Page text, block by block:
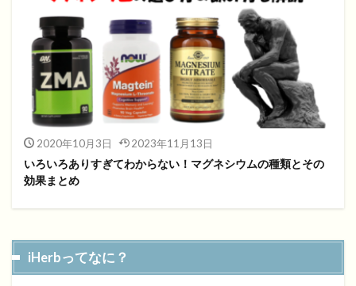
2020年10月3日 2023年11月13日
いろいろありすぎてわからない！マグネシウムの種類とその
効果まとめ
iHerbってなに？